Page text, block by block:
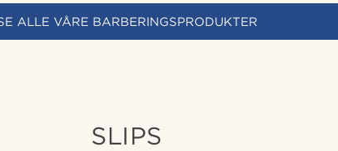
ALLE VÅRE BARBERINGSPRODUKTER
SLIPS